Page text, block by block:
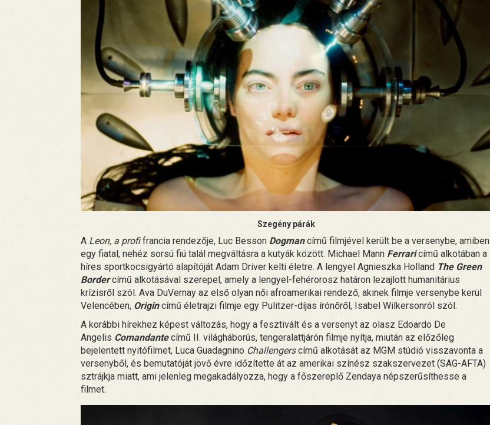
Szegény párák
A Leon, a profifrancia rendezője, Luc Besson Dogmancímű filmjével került be a versenybe, amiben
egy fiatal, nehéz sorsú fiú talál megváltásra a kutyák között. Michael Mann Ferrari című alkotában a
híres sportkocsigyártó alapítóját Adam Driver kelti életre. A lengyel Agnieszka Holland The Green
Bordercímű alkotásával szerepel, amely a lengyel-fehérorosz határon lezajlott humanitárius
krízisről szól. Ava DuVernay az első olyan női afroamerikai rendező, akinek filmje versenybe kerül
Velencében, Origin című életrajzi filmje egy Pulitzer-díjas írónőről, Isabel Wilkersonról szól.
A korábbi hírekhez képest változás, hogy a fesztivált és a versenyt az olasz Edoardo De
Angelis Comandantecímű II. világháborús, tengeralattjárón filmje nyítja, miután az előzőleg
bejelentett nyitófilmet, Luca Guadagnino Challengerscímű alkotását az MGM stúdió visszavonta a
versenyből, és bemutatóját jövő évre időzítette át az amerikai színész szakszervezet (SAG-AFTA)
sztrájkja miatt, ami jelenleg megakadályozza, hogy a főszereplő Zendaya népszerűsíthesse a
filmet.